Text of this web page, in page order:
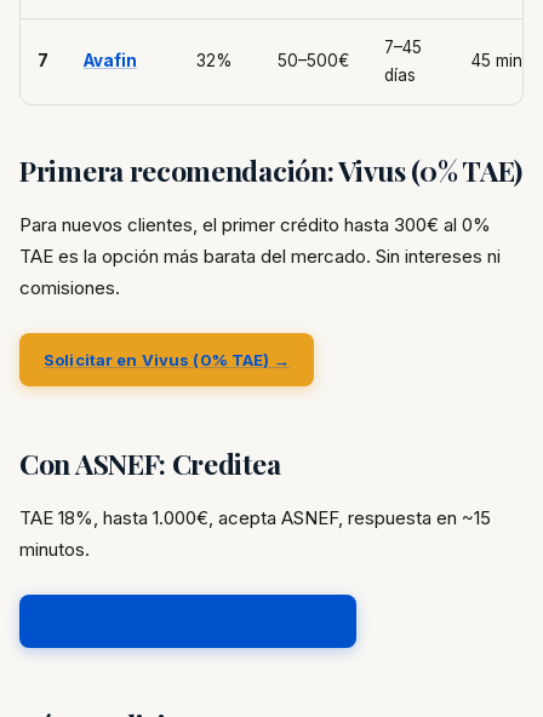
7 Avafin 32% 50–500€
7–45
días
45 min
Primera recomendación: Vivus (0% TAE)
Para nuevos clientes, el primer crédito hasta 300€ al 0%
TAE es la opción más barata del mercado. Sin intereses ni
comisiones.
Solicitar en Vivus (0% TAE) →
Con ASNEF: Creditea
TAE 18%, hasta 1.000€, acepta ASNEF, respuesta en ~15
minutos.